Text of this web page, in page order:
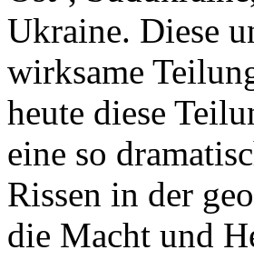
Ukraine. Diese
wirksame
heute diese
eine so
Rissen in der
die Macht und